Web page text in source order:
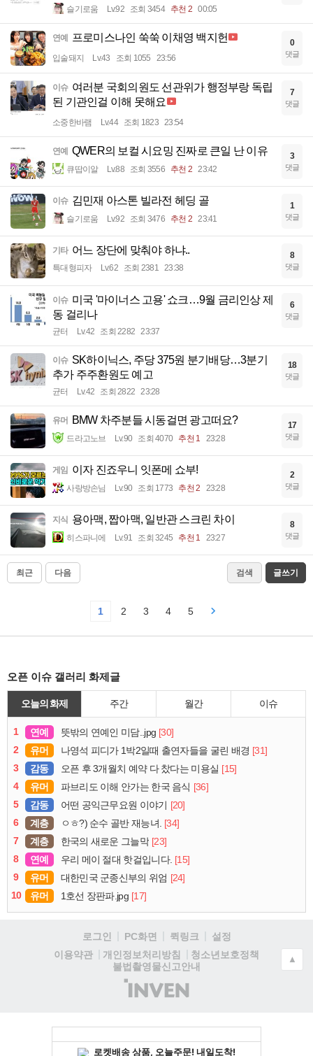
슬기로움 Lv.92 조회 3454 추천 2 00:05
연예 프로미스나인 쑥쑥 이채영 백지헌
입술돼지 Lv.43 조회 1055 23:56
0
댓글
이슈 여러분 국회의원도 선관위가 행정부랑 독립
된 기관인걸 이해 못해요
소중한바램 Lv.44 조회 1823 23:54
7
댓글
연예 QWER의 보컬 시요밍 진짜로 큰일 난 이유
큐땁이알 Lv.88 조회 3556 추천 2 23:42
3
댓글
이슈 김민재 아스톤 빌라전 헤딩 골
슬기로움 Lv.92 조회 3476 추천 2 23:41
1
댓글
기타 어느 장단에 맞춰야 하냐..
특대형피자 Lv.62 조회 2381 23:38
8
댓글
이슈 미국 '마이너스 고용' 쇼크…9월 금리인상 제
동 걸리나
균터 Lv.42 조회 2282 23:37
6
댓글
이슈 SK하이닉스, 주당 375원 분기배당…3분기
추가 주주환원도 예고
균터 Lv.42 조회 2822 23:28
18
댓글
유머 BMW 차주분들 시동걸면 광고떠요?
드라고노브 Lv.90 조회 4070 추천 1 23:28
17
댓글
게임 이자 진죠우니 잇폰메 쇼부!
사랑방손님 Lv.90 조회 1773 추천 2 23:28
2
댓글
지식 용아맥, 짭아맥, 일반관 스크린 차이
히스파니에 Lv.91 조회 3245 추천 1 23:27
8
댓글
최근 다음 검색 글쓰기
1 2 3 4 5
오픈 이슈 갤러리 화제글
오늘의 화제 주간 월간 이슈
1 연예 뜻밖의 연예인 미담..jpg [30]
2
유머 나영석 피디가 1박2일때 출연자들을 굴린 배경 [31]
3
감동 오픈 후 3개월치 예약 다 찼다는 미용실 [15]
4
유머 파브리도 이해 안가는 한국 음식 [36]
5
감동 어떤 공익근무요원 이야기 [20]
6
계층 ㅇㅎ?) 순수 골반 재능녀. [34]
7
계층 한국의 새로운 그늘막 [23]
8
연예 우리 메이 절대 핫걸입니다. [15]
9
유머 대한민국 군종신부의 위엄 [24]
10
유머 1호선 장판파.jpg [17]
로그인 PC화면 퀵링크
설정
이용약관
개인정보처리방침
청소년보호정책
불법촬영물신고안내
(주)
인
▲